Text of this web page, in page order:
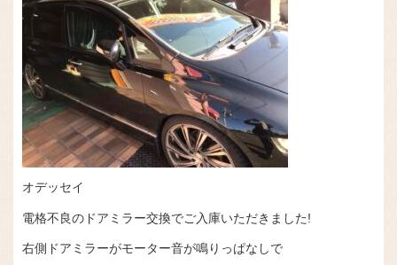
オデッセイ
電格不良のドアミラー交換でご入庫いただきました!
右側ドアミラーがモーター音が鳴りっぱなしで